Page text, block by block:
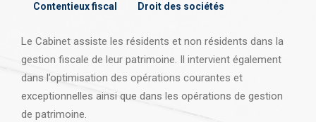
Contentieux fiscal Droit des sociétés
Le Cabinet assiste les résidents et non résidents dans la
gestion fiscale de leur patrimoine. Il intervient également
dans l’optimisation des opérations courantes et
exceptionnelles ainsi que dans les opérations de gestion
de patrimoine.